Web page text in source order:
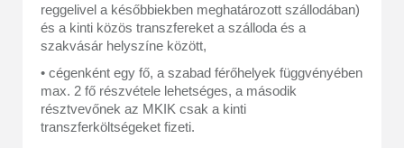
reggelivel a későbbiekben meghatározott szállodában)
és a kinti közös transzfereket a szálloda és a
szakvásár helyszíne között,
• cégenként egy fő, a szabad férőhelyek függvényében
max. 2 fő részvétele lehetséges, a második
résztvevőnek az MKIK csak a kinti
transzferköltségeket fizeti.